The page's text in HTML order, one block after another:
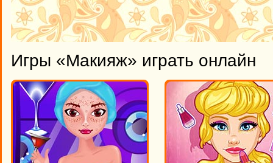
Игры «Макияж» играть онлайн